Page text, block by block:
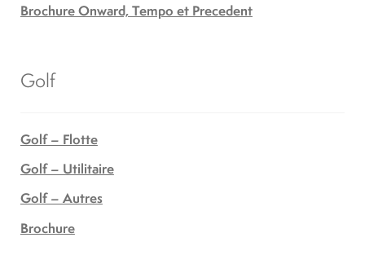
Brochure Onward, Tempo et Precedent
Golf
Golf – Flotte
Golf – Utilitaire
Golf – Autres
Brochure